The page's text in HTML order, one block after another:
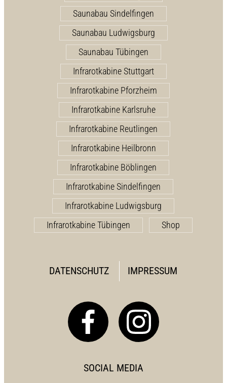
DATENSCHUTZ IMPRESSUM
Saunabau Sindelfingen
Saunabau Ludwigsburg
Saunabau Tübingen
Infrarotkabine Stuttgart
Infrarotkabine Pforzheim
Infrarotkabine Karlsruhe
Infrarotkabine Reutlingen
Infrarotkabine Heilbronn
Infrarotkabine Böblingen
Infrarotkabine Sindelfingen
Infrarotkabine Ludwigsburg
Infrarotkabine Tübingen
Shop